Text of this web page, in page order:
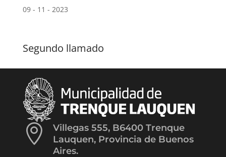
09 - 11 - 2023
Segundo llamado

Villegas 555, B6400 Trenque
Lauquen, Provincia de Buenos
Aires.